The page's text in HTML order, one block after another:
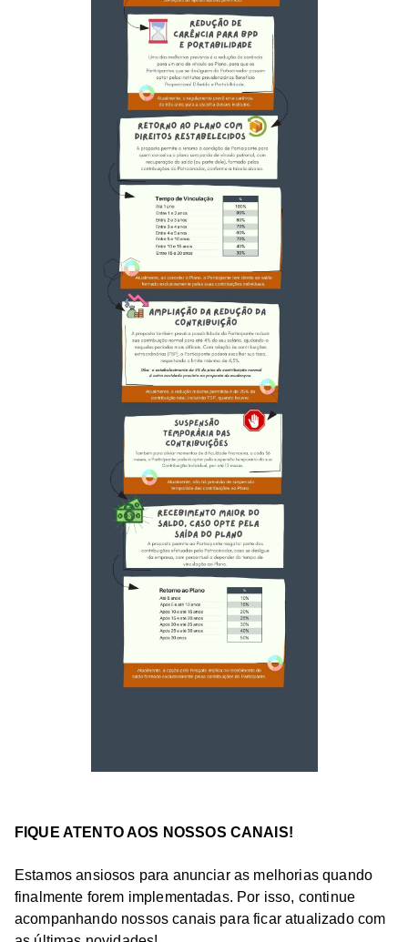
FIQUE ATENTO AOS NOSSOS CANAIS!
Estamos ansiosos para anunciar as melhorias quando
finalmente forem implementadas. Por isso, continue
acompanhando nossos canais para ficar atualizado com